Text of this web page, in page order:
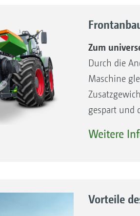
Zum
Durch die
Maschine
gespart und
Weitere
Vorteile